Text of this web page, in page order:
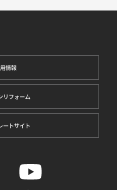
情報
リフォーム
ートサイト